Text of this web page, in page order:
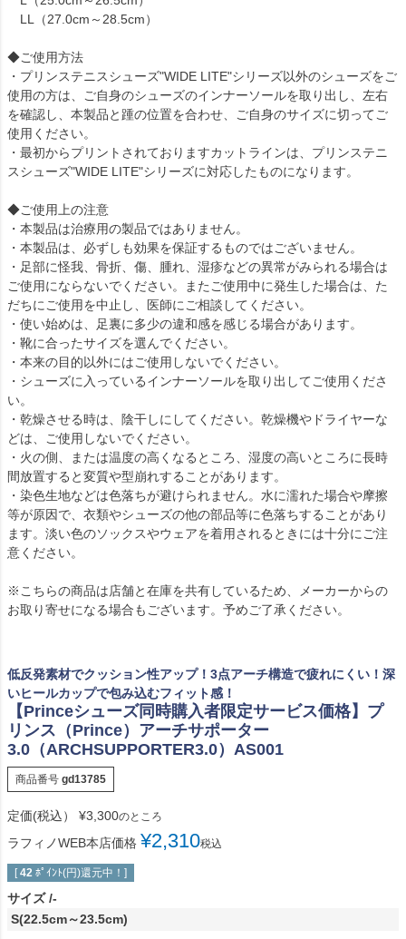
LL（27.0cm～28.5cm）
◆ご使用方法
・プリンステニスシューズ"WIDE LITE"シリーズ以外のシューズをご
使用の方は、ご自身のシューズのインナーソールを取り出し、左右
を確認し、本製品と踵の位置を合わせ、ご自身のサイズに切ってご
使用ください。
・最初からプリントされておりますカットラインは、プリンステニ
スシューズ"WIDE LITE"シリーズに対応したものになります。
◆ご使用上の注意
・本製品は治療用の製品ではありません。
・本製品は、必ずしも効果を保証するものではございません。
・足部に怪我、骨折、傷、腫れ、湿疹などの異常がみられる場合は
ご使用にならないでください。またご使用中に発生した場合は、た
だちにご使用を中止し、医師にご相談してください。
・使い始めは、足裏に多少の違和感を感じる場合があります。
・靴に合ったサイズを選んでください。
・本来の目的以外にはご使用しないでください。
・シューズに入っているインナーソールを取り出してご使用くださ
い。
・乾燥させる時は、陰干しにしてください。乾燥機やドライヤーな
どは、ご使用しないでください。
・火の側、または温度の高くなるところ、湿度の高いところに長時
間放置すると変質や型崩れすることがあります。
・染色生地などは色落ちが避けられません。水に濡れた場合や摩擦
等が原因で、衣類やシューズの他の部品等に色落ちすることがあり
ます。淡い色のソックスやウェアを着用されるときには十分にご注
意ください。
※こちらの商品は店舗と在庫を共有しているため、メーカーからの
お取り寄せになる場合もございます。予めご了承ください。
低反発素材でクッション性アップ！3点アーチ構造で疲れにくい！深
いヒールカップで包み込むフィット感！
【Princeシューズ同時購入者限定サービス価格】プ
リンス（Prince）アーチサポーター
3.0（ARCHSUPPORTER3.0）AS001
商品番号 gd13785
定価(税込） ¥3,300のところ
ラフィノWEB本店価格 ¥2,310税込
[ 42 ﾎﾟｲﾝﾄ(円)還元中！]
サイズ -
S(22.5cm～23.5cm)